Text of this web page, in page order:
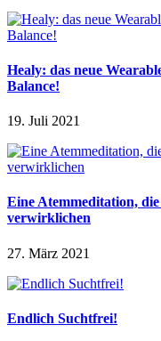
Healy: das neue
Balance!
19. Juli 2021
Eine Atemmeditation,
verwirklichen
27. März 2021
Endlich Suchtfrei!